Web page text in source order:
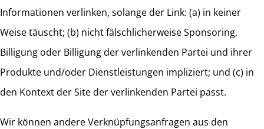
Informationen verlinken, solange der Link: (a) in keiner
Weise täuscht; (b) nicht fälschlicherweise Sponsoring,
Billigung oder Billigung der verlinkenden Partei und ihrer
Produkte und/oder Dienstleistungen impliziert; und (c) in
den Kontext der Site der verlinkenden Partei passt.
Wir können andere Verknüpfungsanfragen aus den